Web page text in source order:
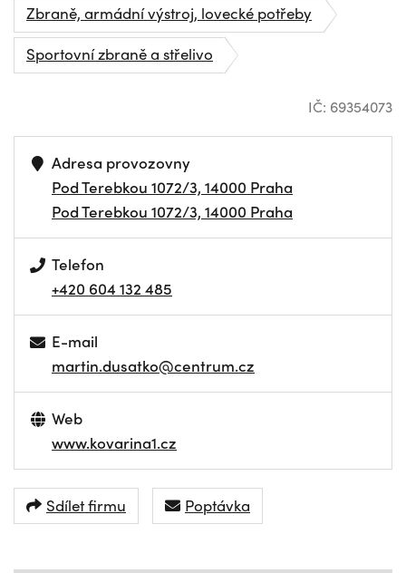
Zbraně, armádní výstroj, lovecké potřeby
Sportovní zbraně a střelivo
IČ: 69354073
Adresa provozovny
Pod Terebkou 1072/3, 14000 Praha
Pod Terebkou 1072/3, 14000 Praha
Telefon
+420 604 132 485
E-mail
martin.dusatko@centrum.cz
Web
www.kovarina1.cz
Sdílet firmu Poptávka